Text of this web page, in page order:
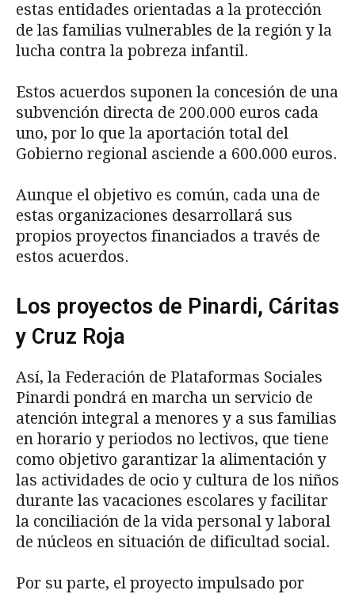
estas entidades orientadas a la protección
de las familias vulnerables de la región y la
lucha contra la pobreza infantil.
Estos acuerdos suponen la concesión de una
subvención directa de 200.000 euros cada
uno, por lo que la aportación total del
Gobierno regional asciende a 600.000 euros.
Aunque el objetivo es común, cada una de
estas organizaciones desarrollará sus
propios proyectos financiados a través de
estos acuerdos.
Los proyectos de Pinardi, Cáritas
y Cruz Roja
Así, la Federación de Plataformas Sociales
Pinardi pondrá en marcha un servicio de
atención integral a menores y a sus familias
en horario y periodos no lectivos, que tiene
como objetivo garantizar la alimentación y
las actividades de ocio y cultura de los niños
durante las vacaciones escolares y facilitar
la conciliación de la vida personal y laboral
de núcleos en situación de dificultad social.
Por su parte, el proyecto impulsado por